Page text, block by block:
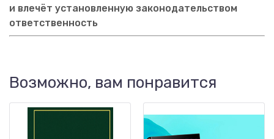
и влечёт установленную законодательством
ответственность
Возможно, вам понравится